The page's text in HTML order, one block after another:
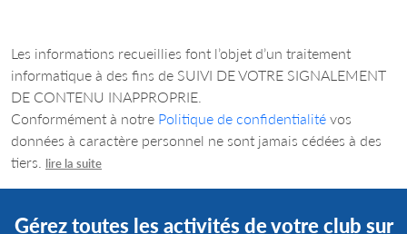
Les informations recueillies font l’objet d’un traitement
informatique à des fins de SUIVI DE VOTRE SIGNALEMENT
DE CONTENU INAPPROPRIE.
Conformément à notre Politique de confidentialité vos
données à caractère personnel ne sont jamais cédées à des
tiers.
lire la suite
Gérez toutes les activités de votre club sur